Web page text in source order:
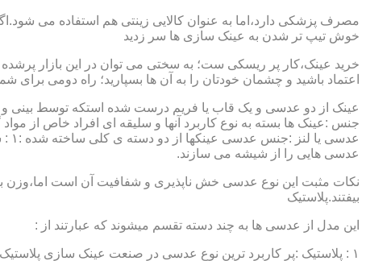
مصرف پزشکی دارد،اما به عنوان کالایی زینتی هم استفاده می
خوش تیپ تر شدن به عینک سازی ها سر زدید
خرید عینک،کار پر ریسکی ست؛ به سختی می توان در این بازار
اعتماد باشید و چشمان خودتان را به آن ها بسپارید؛ راه دومی
عینک از دو عدسی و یک قاب یا فریم درست شده استکه توسط بینی و
جنس :عینک ها بسته به نوع کاربرد آنها و سلیقه ای افراد خاص از
عدسی هایی را از شیشه می سازند.
نکات مثبت این نوع عدسی خش ناپذیری و شفافیت آن است اما،وزن
بیفتند.پلاستیک
این مدل از عدسی ها به چند دسته تقسم میشوند که عبارتند از :
۱ : پلاستیک :پر کاربرد ترین نوع عدسی در صنعت عینک سازی پلاستیک CR39 میباشد که بسته به نوع پوشش آنها،به انواعی نظیر : پلاستیک ساده،پلاستیک آنتی رفلکس،پلاستیک ضد خش،پلاستیک آب گریز و …..